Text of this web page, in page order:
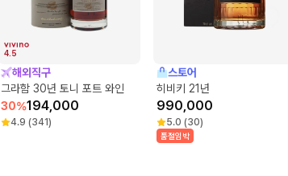
투리가 프란카 틴타 바로카 틴타 로리즈 투리가 나시오날
4.5
해외직구
그라함 30년 토니 포트 와인
30%194,000
4.9 (341)
스토어
히비키 21년
990,000
5.0 (30)
품절임박